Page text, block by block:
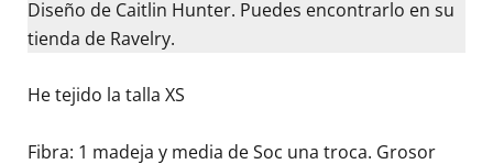
Diseño de Caitlin Hunter. Puedes encontrarlo en su
tienda de Ravelry.
He tejido la talla XS
Fibra: 1 madeja y media de Soc una troca. Grosor